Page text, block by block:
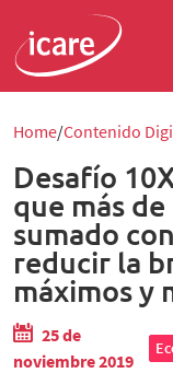
Home Contenido
Desafío
que más
sumado
reducir la
máximos y
25 de
noviembre 2019